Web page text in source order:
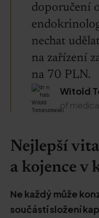
doporučení
nechat
na zařízení
na 70 PLN.
Witold
of
Nejlepší
a kojence v
Ne každý může
součástí složení